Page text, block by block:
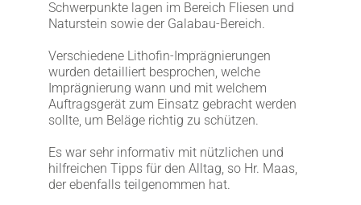
Schwerpunkte lagen im Bereich Fliesen und
Naturstein sowie der Galabau-Bereich.
Verschiedene Lithofin-Imprägnierungen
wurden detailliert besprochen, welche
Imprägnierung wann und mit welchem
Auftragsgerät zum Einsatz gebracht werden
sollte, um Beläge richtig zu schützen.
Es war sehr informativ mit nützlichen und
hilfreichen Tipps für den Alltag, so Hr. Maas,
der ebenfalls teilgenommen hat.